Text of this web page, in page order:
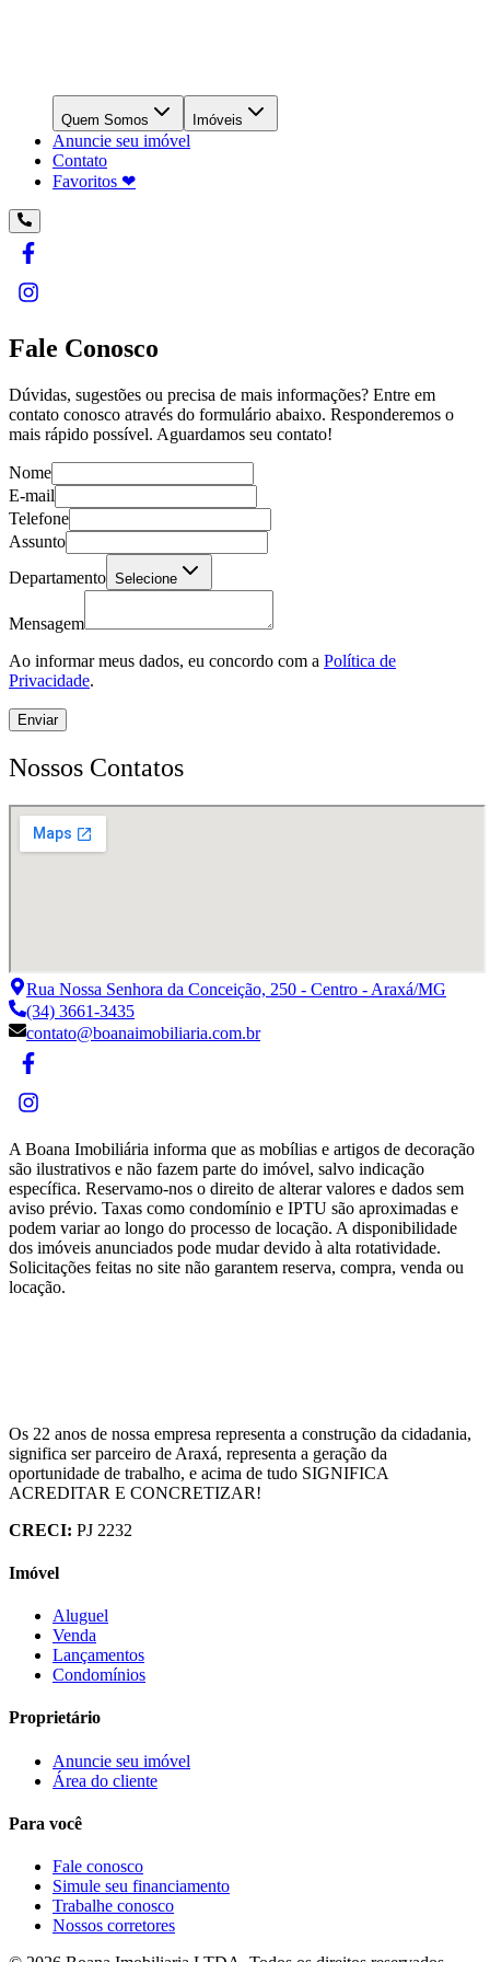
Quem Somos Imóveis
Anuncie seu imóvel
Contato
Favoritos ❤︎
Fale Conosco
Dúvidas, sugestões ou precisa de mais informações? Entre em
contato conosco através do formulário abaixo. Responderemos o
mais rápido possível. Aguardamos seu contato!
Nome
E-mail
Telefone
Assunto
Departamento Selecione
Mensagem
Ao informar meus dados, eu concordo com a Política de
Privacidade.
Enviar
Nossos Contatos
Rua Nossa Senhora da Conceição, 250 - Centro - Araxá/MG
(34) 3661-3435
contato@boanaimobiliaria.com.br
A Boana Imobiliária informa que as mobílias e artigos de decoração
são ilustrativos e não fazem parte do imóvel, salvo indicação
específica. Reservamo-nos o direito de alterar valores e dados sem
aviso prévio. Taxas como condomínio e IPTU são aproximadas e
podem variar ao longo do processo de locação. A disponibilidade
dos imóveis anunciados pode mudar devido à alta rotatividade.
Solicitações feitas no site não garantem reserva, compra, venda ou
locação.
Os 22 anos de nossa empresa representa a construção da cidadania,
significa ser parceiro de Araxá, representa a geração da
oportunidade de trabalho, e acima de tudo SIGNIFICA
ACREDITAR E CONCRETIZAR!
CRECI: PJ 2232
Imóvel
Aluguel
Venda
Lançamentos
Condomínios
Proprietário
Anuncie seu imóvel
Área do cliente
Para você
Fale conosco
Simule seu financiamento
Trabalhe conosco
Nossos corretores